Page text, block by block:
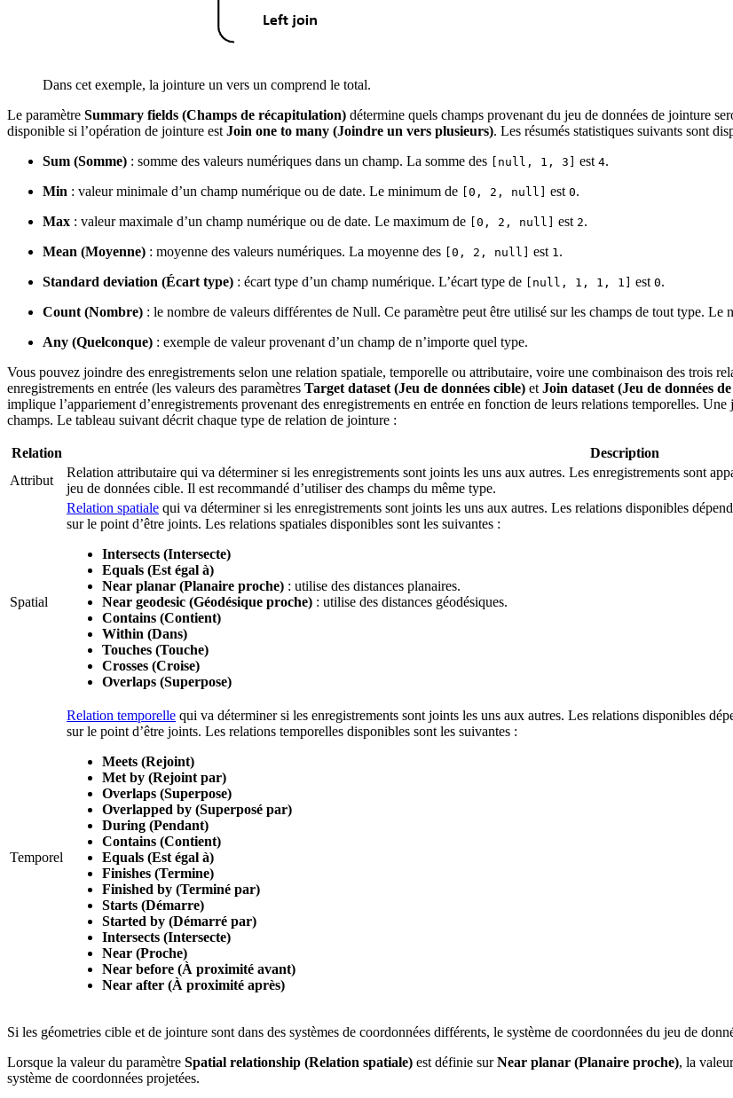
Dans cet exemple, la jointure un vers un comprend le total.
Le paramètre Summary fields (Champs de récapitulation) détermine quels champs provenant du jeu de données de jointure
disponible si l’opération de jointure est Join one to many (Joindre un vers plusieurs). Les résumés statistiques suivants sont
Sum (Somme) : somme des valeurs numériques dans un champ. La somme des [null, 1, 3] est 4.
Min : valeur minimale d’un champ numérique ou de date. Le minimum de [0, 2, null] est 0.
Max : valeur maximale d’un champ numérique ou de date. Le maximum de [0, 2, null] est 2.
Mean (Moyenne) : moyenne des valeurs numériques. La moyenne des [0, 2, null] est 1 .
Standard deviation (Écart type) : écart type d’un champ numérique. L’écart type de [null, 1, 1, 1] est 0.
Count (Nombre) : le nombre de valeurs différentes de Null. Ce paramètre peut être utilisé sur les champs de tout type. Le
Any (Quelconque) : exemple de valeur provenant d’un champ de n’importe quel type.
Vous pouvez joindre des enregistrements selon une relation spatiale, temporelle ou attributaire, voire une combinaison des trois
enregistrements en entrée (les valeurs des paramètres Target dataset (Jeu de données cible) et Join dataset (Jeu de données
implique l’appariement d’enregistrements provenant des enregistrements en entrée en fonction de leurs relations temporelles.
champs. Le tableau suivant décrit chaque type de relation de jointure :
Relation
Description
Attribut
Relation attributaire qui va déterminer si les enregistrements sont joints les uns aux autres. Les enregistrements sont
jeu de données cible. Il est recommandé d’utiliser des champs du même type.
Spatial
Relation spatiale qui va déterminer si les enregistrements sont joints les uns aux autres. Les relations disponibles
sur le point d’être joints. Les relations spatiales disponibles sont les suivantes :
Intersects (Intersecte)
Equals (Est égal à)
Near planar (Planaire proche) : utilise des distances planaires.
Near geodesic (Géodésique proche) : utilise des distances géodésiques.
Contains (Contient)
Within (Dans)
Touches (Touche)
Crosses (Croise)
Overlaps (Superpose)
Temporel
Relation temporelle qui va déterminer si les enregistrements sont joints les uns aux autres. Les relations disponibles
sur le point d’être joints. Les relations temporelles disponibles sont les suivantes :
Meets (Rejoint)
Met by (Rejoint par)
Overlaps (Superpose)
Overlapped by (Superposé par)
During (Pendant)
Contains (Contient)
Equals (Est égal à)
Finishes (Termine)
Finished by (Terminé par)
Starts (Démarre)
Started by (Démarré par)
Intersects (Intersecte)
Near (Proche)
Near before (À proximité avant)
Near after (À proximité après)
Si les géometries cible et de jointure sont dans des systèmes de coordonnées différents, le système de coordonnées du jeu de
Lorsque la valeur du paramètre Spatial relationship (Relation spatiale) est définie surNear planar (Planaire proche), la
système de coordonnées projetées.